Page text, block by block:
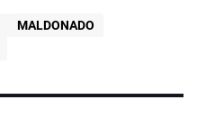
MALDONADO